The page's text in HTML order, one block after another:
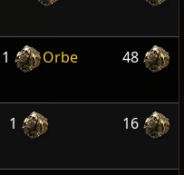
1
Orbe
48
1
16